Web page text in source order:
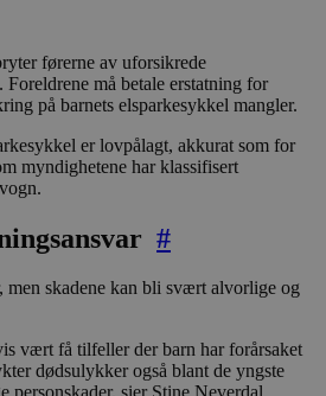
førerne av uforsikrede
må betale erstatning for
på barnets elsparkesykkel mangler.
er lovpålagt, akkurat som for
myndighetene har klassifisert
#
men skadene kan bli svært alvorlige og
vært få tilfeller der barn har forårsaket
dødsulykker også blant de yngste